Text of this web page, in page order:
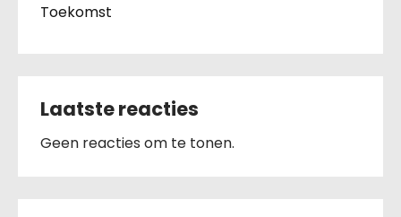
Toekomst
Laatste reacties
Geen reacties om te tonen.